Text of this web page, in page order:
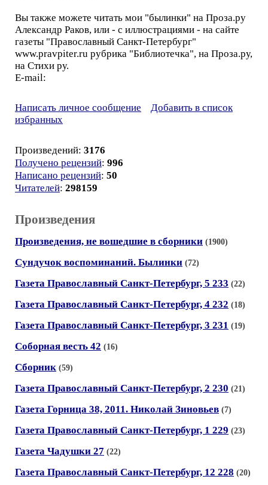
Вы также можете читать мои "былинки" на Проза.ру
Александр Раков, или - с иллюстрациями - на сайте
газеты "Православный Санкт-Петербург"
www.pravpiter.ru рубрика "Библиотечка", на Проза.ру,
на Стихи ру.
E-mail:
Написать личное сообщение
Добавить в список
избранных
Произведений: 3176
Получено рецензий: 996
Написано рецензий: 50
Читателей: 298159
Произведения
Произведения, не вошедшие в сборники (1900)
Сундучок воспоминаний. Былинки (72)
Газета Православный Санкт-Петербург, 5 233 (22)
Газета Православный Санкт-Петербург, 4 232 (18)
Газета Православный Санкт-Петербург, 3 231 (19)
Соборная весть 42 (16)
Сборник (59)
Газета Православный Санкт-Петербург, 2 230 (21)
Газета Горница 38, 2011. Николай Зиновьев (7)
Газета Православный Санкт-Петербург, 1 229 (23)
Газета Чадушки 27 (22)
Газета Православный Санкт-Петербург, 12 228 (20)